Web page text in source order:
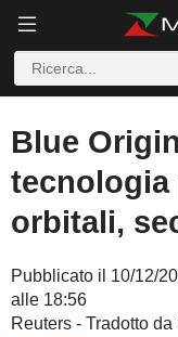
Blue
tecnologia
orbitali,
Pubblicato il 10/12/
alle 18:56
Reuters - Tradotto